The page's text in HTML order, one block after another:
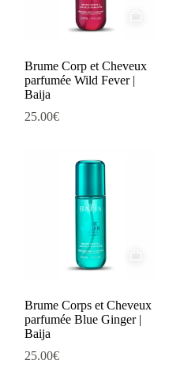
Brume Corp et Cheveux
parfumée Wild Fever |
Baija
25.00€
Brume Corps et Cheveux
parfumée Blue Ginger |
Baija
25.00€